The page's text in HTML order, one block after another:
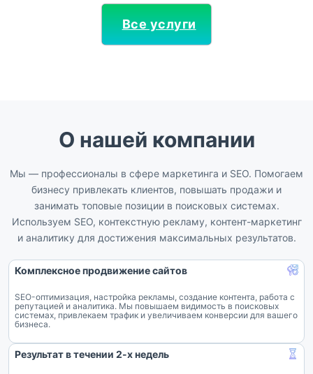
Все услуги
О нашей компании
Мы — профессионалы в сфере маркетинга и SEO. Помогаем
бизнесу привлекать клиентов, повышать продажи и
занимать топовые позиции в поисковых системах.
Используем SEO, контекстную рекламу, контент-маркетинг
и аналитику для достижения максимальных результатов.
Комплексное продвижение сайтов
SEO-оптимизация, настройка рекламы, создание контента, работа с
репутацией и аналитика. Мы повышаем видимость в поисковых
системах, привлекаем трафик и увеличиваем конверсии для вашего
бизнеса.
Результат в течении 2-х недель